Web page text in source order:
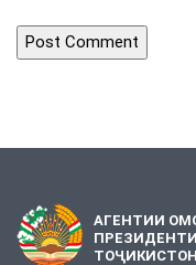
АГЕНТИИ
ТОҶИКИСТОН